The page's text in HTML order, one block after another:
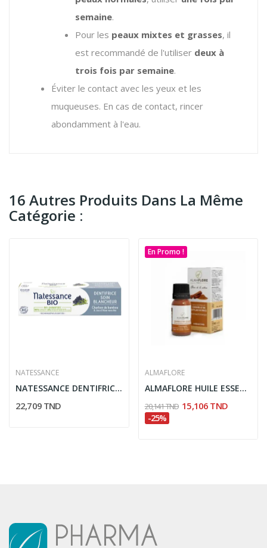
semaine.
Pour les peaux mixtes et grasses, il
est recommandé de l'utiliser deux à
trois fois par semaine.
Éviter le contact avec les yeux et les
muqueuses. En cas de contact, rincer
abondamment à l'eau.
16 Autres Produits Dans La Même
Catégorie :
NATESSANCE
NATESSANCE DENTIFRICE BLANCHEUR BIO
22,709 TND
En Promo !
ALMAFLORE
ALMAFLORE HUILE ESSENTIELLE DE CANNELLE DE...
20,141 TND 15,106 TND
-25%